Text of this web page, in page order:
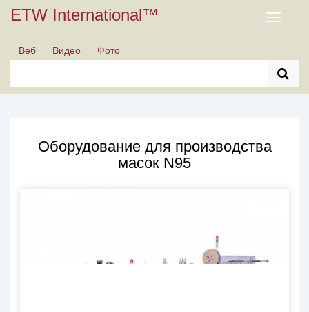
ETW International™
Toggle
Веб
Видео Фото
Оборудование для производства
масок N95